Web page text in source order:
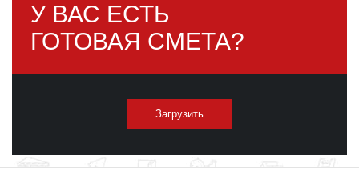
У ВАС ЕСТЬ
ГОТОВАЯ СМЕТА?
Загрузить